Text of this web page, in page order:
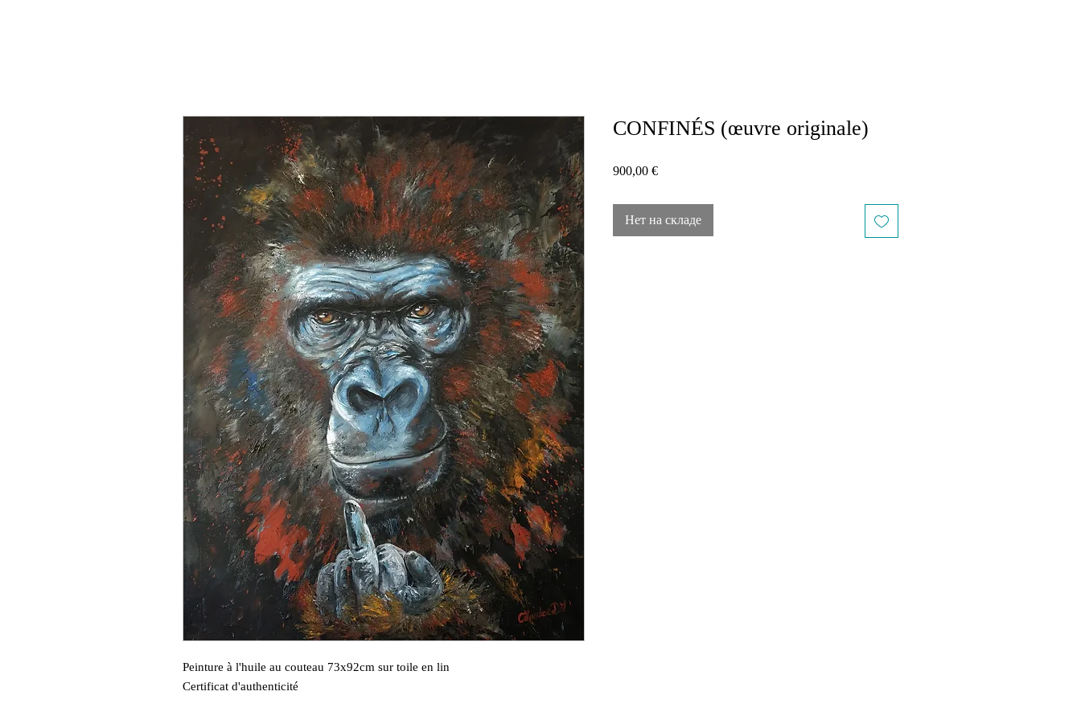
Peinture à l'huile au couteau 73x92cm sur toile en lin
Certificat d'authenticité
CONFINÉS (œuvre originale)
900,00 €Цена
Нет на складе